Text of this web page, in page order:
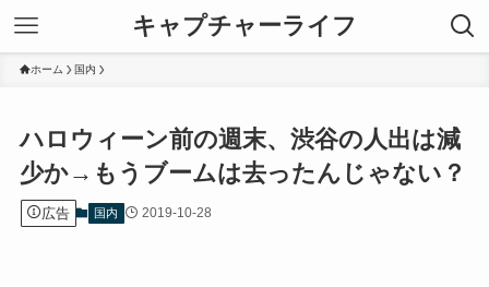
キャプチャーライフ
ホーム 国内
ハロウィーン前の週末、渋谷の人出は減
少か→もうブームは去ったんじゃない？
広告 国内 2019-10-28